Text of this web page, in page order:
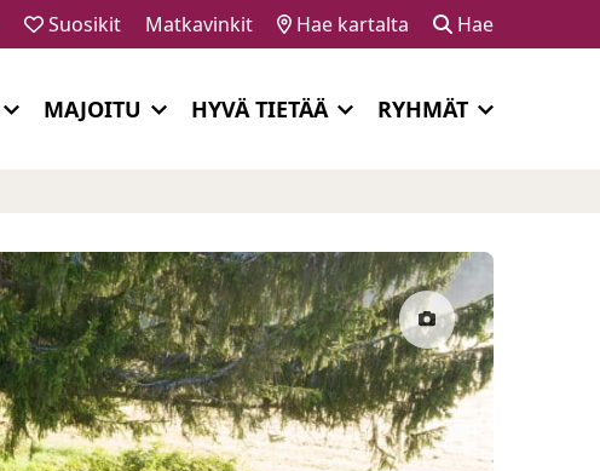
Suosikit Matkavinkit Hae kartalta Hae
MAJOITU HYVÄ TIETÄÄ RYHMÄT